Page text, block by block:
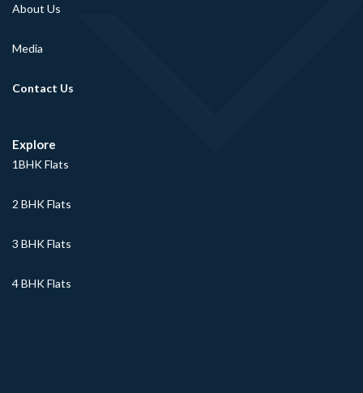
About Us
Media
Contact Us
Explore
1BHK Flats
2 BHK Flats
3 BHK Flats
4 BHK Flats